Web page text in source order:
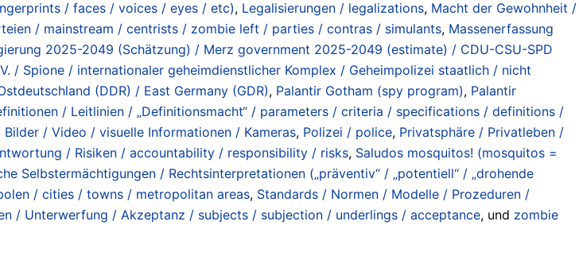
/ faces / voices / eyes / etc), Legalisierungen / legalizations, Macht der Gewohnheit /
/ mainstream / centrists / zombie left / parties / contras / simulants, Massenerfassung
2025-2049 (Schätzung) / Merz government 2025-2049 (estimate) / CDU-CSU-SPD
/ Spione / internationaler geheimdienstlicher Komplex / Geheimpolizei staatlich / nicht
(DDR) / East Germany (GDR), Palantir Gotham (spy program), Palantir
/ Leitlinien / „Definitionsmacht“ / parameters / criteria / specifications / definitions /
/ Video / visuelle Informationen / Kameras, Polizei / police, Privatsphäre / Privatleben /
/ Risiken / accountability / responsibility / risks, Saludos mosquitos! (mosquitos =
Selbstermächtigungen / Rechtsinterpretationen („präventiv“ / „potentiell“ / „drohende
/ cities / towns / metropolitan areas, Standards / Normen / Modelle / Prozeduren /
/ Unterwerfung / Akzeptanz / subjects / subjection / underlings / acceptance, und zombie